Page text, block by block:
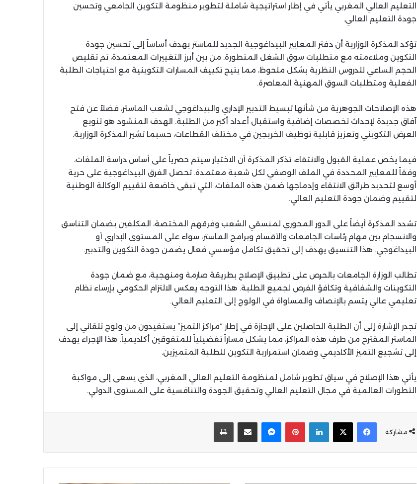
التعليم العالي المغربي يأتي في إطار استراتيجية شاملة لتطوير منظومة التكوين الجامعي وتحسين
جودة التعليم العالي.
تؤكد المذكرة الوزارية أن دفتر المعايير البيداغوجية الجديد للماستر يهدف أساساً إلى تحسين جودة
التكوين وملاءمته مع متطلبات سوق الشغل المتطورة. من بين أبرز التغييرات المعتمدة، تم تقليص
الحجم الساعي للدروس النظرية بشكل ملحوظ، مما يتيح تكييف المسارات التكوينية مع احتياجات الطلبة
الفعلية ومتطلبات السوق المهنية المعاصرة.
هذه الإصلاحات الجوهرية من شأنها تبسيط التدبير الإداري والبيداغوجي لشعب الماستر، فضلاً عن فتح
آفاق جديدة لإحداث تخصصات إضافية واستقبال أعداد أكبر من الطلبة. الهدف المنشود هو تنويع
العرض التكويني وتعزيز قابلية توظيف الخريجين في مختلف القطاعات، حسبما تشير المذكرة الوزارية.
فيما يخص عملية القبول والانتقاء، تذكر المذكرة أن الاختيار سيتم حصرياً على أساس دراسة الملفات،
وفقاً للمعايير المحددة في الملف الوصفي لكل شعبة معتمدة. تحصل الفرق البيداغوجية على حرية
أوسع لتحديد طرائق الانتقاء وإدماجها ضمن هذه الملفات، التي تبقى خاضعة لتقييم الوكالة الوطنية
لتقييم وضمان جودة التعليم العالي.
تشدد المذكرة أيضاً على الدور المحوري لمنسقي الشعب وفرقهم المختصة، المكلفين بضمان التناسق
والانسجام بين مهام رئاسات الجامعات والأقسام وبرامج الماستر، سواء على المستوى الإداري أو
البيداغوجي. هذا التنسيق يهدف إلى تحقيق تكامل مؤسسي فعال يضمن جودة التكوين والتدبير.
تطالب الوزارة الجامعات بالحرص على تطبيق الإصلاح بطريقة صارمة ومنهجية، مع ضمان جودة
التكوينات والشفافية وتكافؤ الفرص لجميع الطلبة. هذا التوجه يعكس الالتزام الحكومي بإرساء نظام
تعليمي عالي يتسم بالإنصاف والمساواة في الولوج إلى التعليم العالي.
تجدر الإشارة إلى أن الطلبة الحاصلين على الإجازة في إطار “مراكز التميز” يستفيدون من ولوج تلقائي إلى
الماستر المقترح من طرف هذه المراكز، مما يشكل مساراً تفضيلياً للمتفوقين أكاديمياً. هذا الإجراء يهدف
إلى تشجيع التميز الأكاديمي وضمان استمرارية التكوين للطلبة المتميزين.
يأتي هذا الإصلاح في سياق تطوير شامل لمنظومة التعليم العالي المغربي، الذي يسعى إلى مواكبة
التطورات العالمية في مجال التعليم العالي وتحقيق الجودة والتنافسية على المستوى الدولي.
مشاركة
Facebook
X
LinkedIn
Pinterest
Messengerالمشاركة عبر البريد الإلكترونياطبعها